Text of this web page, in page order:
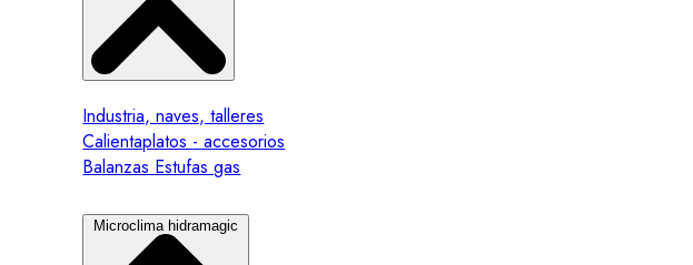
Industria, naves, talleres
Calientaplatos - accesorios
Balanzas Estufas gas
Microclima hidramagic